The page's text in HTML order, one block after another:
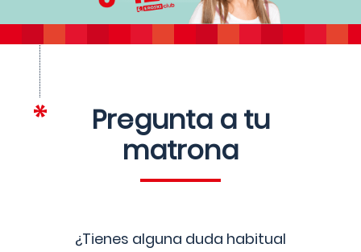
Pregunta a tu
matrona
¿Tienes alguna duda habitual